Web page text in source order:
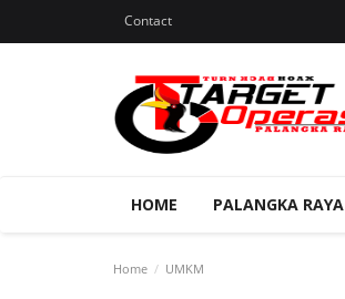
Contact
HOME PALANGKA RAYA
Home UMKM